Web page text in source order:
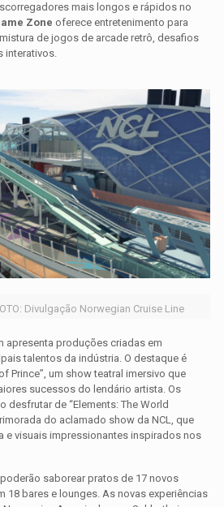
mais longos e rápidos no
Zone oferece entretenimento para
de jogos de arcade retrô, desafios
interativos.
Divulgação Norwegian Cruise Line
apresenta produções criadas em
talentos da indústria. O destaque é
Prince”, um show teatral imersivo que
sucessos do lendário artista. Os
desfrutar de “Elements: The World
do aclamado show da NCL, que
e visuais impressionantes inspirados nos
saborear pratos de 17 novos
18 bares e lounges. As novas experiências